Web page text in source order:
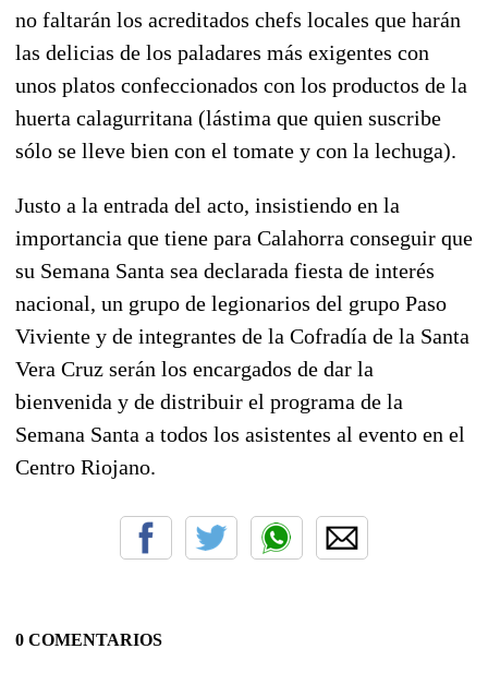
no faltarán los acreditados chefs locales que harán
las delicias de los paladares más exigentes con
unos platos confeccionados con los productos de la
huerta calagurritana (lástima que quien suscribe
sólo se lleve bien con el tomate y con la lechuga).
Justo a la entrada del acto, insistiendo en la
importancia que tiene para Calahorra conseguir que
su Semana Santa sea declarada fiesta de interés
nacional, un grupo de legionarios del grupo Paso
Viviente y de integrantes de la Cofradía de la Santa
Vera Cruz serán los encargados de dar la
bienvenida y de distribuir el programa de la
Semana Santa a todos los asistentes al evento en el
Centro Riojano.
0 COMENTARIOS